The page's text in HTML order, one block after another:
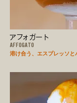
アフォガート
AFFOGATO
溶け合う、エスプレッソと